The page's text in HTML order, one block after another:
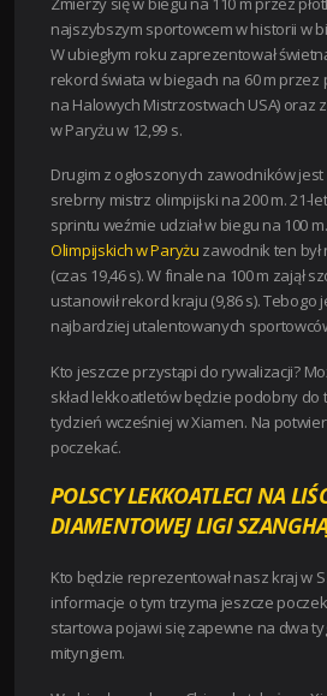
najszybszym sportowcem w historii w
W ubiegłym roku zaprezentował
rekord świata w biegach na 60 m przez
na Halowych Mistrzostwach USA) oraz
w Paryżu w 12,99 s.
Drugim z ogłoszonych zawodników jest
srebrny mistrz olimpijski na 200 m. 21-
sprintu weźmie udział w biegu na 100
Olimpijskich w Paryżu zawodnik ten
(czas 19,46 s). W finale na 100 m zajął
ustanowił rekord kraju (9,86 s). Tebogo
najbardziej utalentowanych
Kto jeszcze przystąpi do rywalizacji?
skład lekkoatletów będzie podobny do
tydzień wcześniej w Xiamen. Na
poczekać.
POLSCY LEKKOATLECI NA
DIAMENTOWEJ LIGI
Kto będzie reprezentował nasz kraj w
informacje o tym trzyma jeszcze
startowa pojawi się zapewne na dwa
mityngiem.